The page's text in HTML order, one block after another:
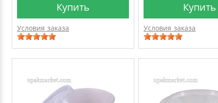
Купить
Условия заказа
Купить
Условия заказа